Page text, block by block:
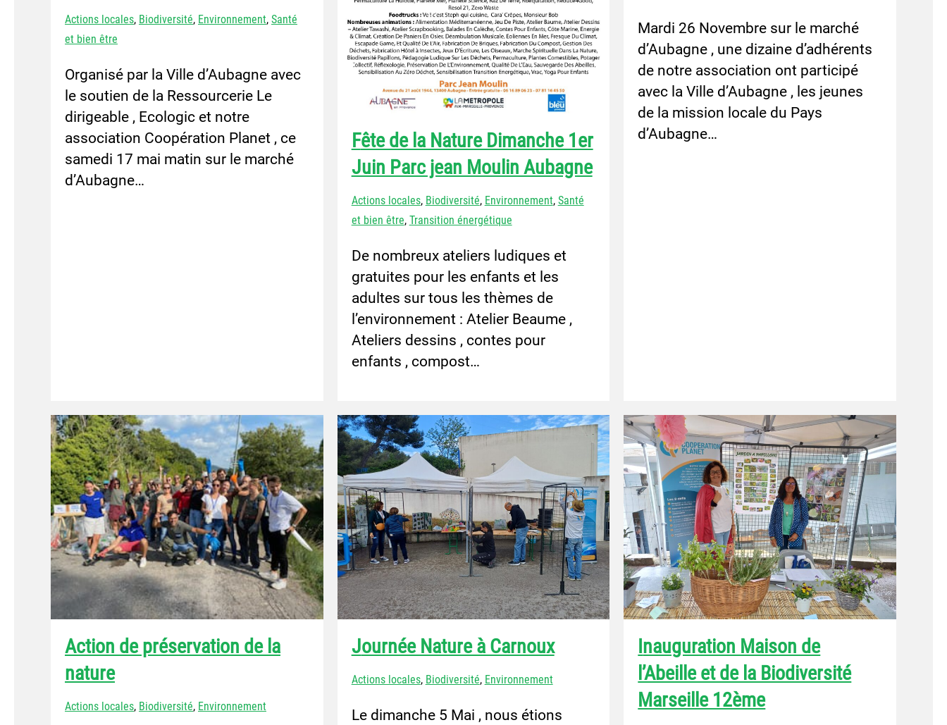
Actions locales, Biodiversité, Environnement, Santé
et bien être
Organisé par la Ville d’Aubagne avec
le soutien de la Ressourcerie Le
dirigeable , Ecologic et notre
association Coopération Planet , ce
samedi 17 mai matin sur le marché
d’Aubagne…
Fête de la Nature Dimanche 1er
Juin Parc jean Moulin Aubagne
Actions locales, Biodiversité, Environnement, Santé
et bien être, Transition énergétique
De nombreux ateliers ludiques et
gratuites pour les enfants et les
adultes sur tous les thèmes de
l’environnement : Atelier Beaume ,
Ateliers dessins , contes pour
enfants , compost…
Mardi 26 Novembre sur le marché
d’Aubagne , une dizaine d’adhérents
de notre association ont participé
avec la Ville d’Aubagne , les jeunes
de la mission locale du Pays
d’Aubagne…
Action de préservation de la
nature
Actions locales, Biodiversité, Environnement
Journée Nature à Carnoux
Actions locales, Biodiversité, Environnement
Le dimanche 5 Mai , nous étions
Inauguration Maison de
l’Abeille et de la Biodiversité
Marseille 12ème